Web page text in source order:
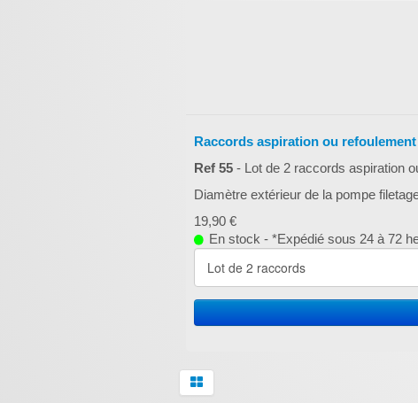
Raccords aspiration ou
Ref 55 - Lot de 2 raccords aspiration
Diamètre extérieur de la pompe
19,90 €
En stock - *Expédié sous 24 à 72